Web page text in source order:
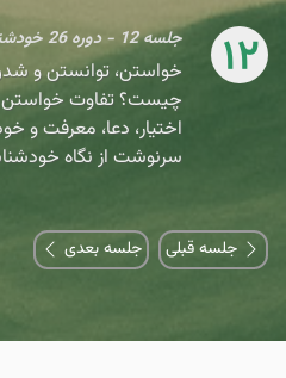
12 جلسه 12 - دوره 26 خودشناسی
خواستن، توانستن و
چیست؟ تفاوت خواستن
اختیار، دعا، معرفت و
سرنوشت از نگاه
جلسه قبلی جلسه بعدی